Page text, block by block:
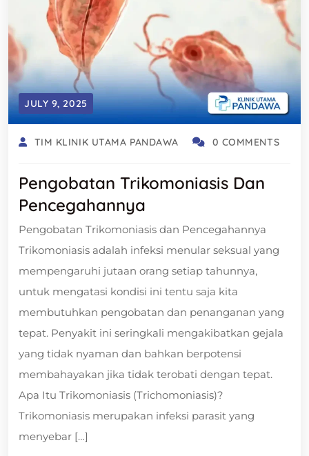
JULY 9, 2025
TIM KLINIK UTAMA PANDAWA 0 COMMENTS
Pengobatan Trikomoniasis Dan
Pencegahannya
Pengobatan Trikomoniasis dan Pencegahannya
Trikomoniasis adalah infeksi menular seksual yang
mempengaruhi jutaan orang setiap tahunnya,
untuk mengatasi kondisi ini tentu saja kita
membutuhkan pengobatan dan penanganan yang
tepat. Penyakit ini seringkali mengakibatkan gejala
yang tidak nyaman dan bahkan berpotensi
membahayakan jika tidak terobati dengan tepat.
Apa Itu Trikomoniasis (Trichomoniasis)?
Trikomoniasis merupakan infeksi parasit yang
menyebar […]